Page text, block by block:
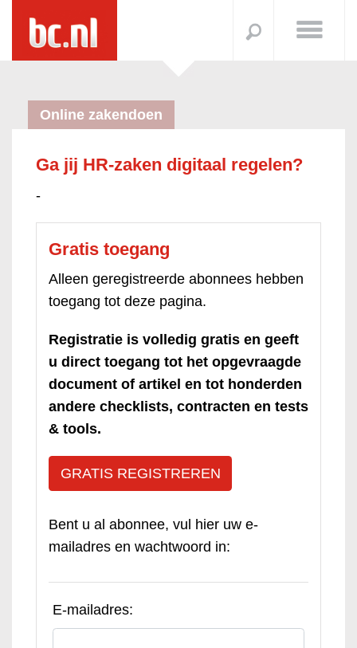
Online zakendoen
Ga jij HR-zaken digitaal regelen?
-
Gratis toegang
Alleen geregistreerde abonnees hebben
toegang tot deze pagina.
Registratie is volledig gratis en geeft
u direct toegang tot het opgevraagde
document of artikel en tot honderden
andere checklists, contracten en tests
& tools.
GRATIS REGISTREREN
Bent u al abonnee, vul hier uw e-
mailadres en wachtwoord in:
E-mailadres: